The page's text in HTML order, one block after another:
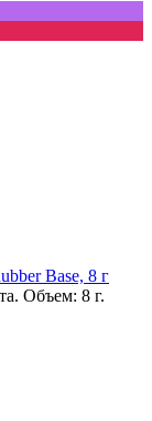
Base, 8 г
Объем: 8 г.